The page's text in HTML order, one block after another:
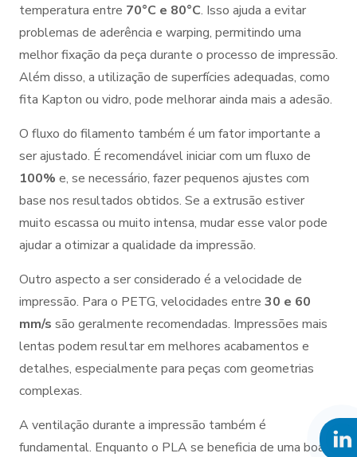
temperatura entre 70°C e 80°C. Isso ajuda a evitar
problemas de aderência e warping, permitindo uma
melhor fixação da peça durante o processo de impressão.
Além disso, a utilização de superfícies adequadas, como
fita Kapton ou vidro, pode melhorar ainda mais a adesão.
O fluxo do filamento também é um fator importante a
ser ajustado. É recomendável iniciar com um fluxo de
100% e, se necessário, fazer pequenos ajustes com
base nos resultados obtidos. Se a extrusão estiver
muito escassa ou muito intensa, mudar esse valor pode
ajudar a otimizar a qualidade da impressão.
Outro aspecto a ser considerado é a velocidade de
impressão. Para o PETG, velocidades entre 30 e 60
mm/s são geralmente recomendadas. Impressões mais
lentas podem resultar em melhores acabamentos e
detalhes, especialmente para peças com geometrias
complexas.
A ventilação durante a impressão também é
fundamental. Enquanto o PLA se beneficia de uma boa